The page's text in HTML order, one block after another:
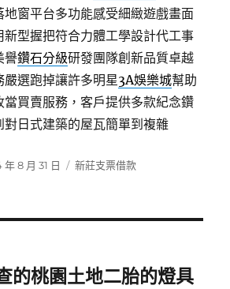
地窗平台多功能感受細緻遊戲畫面
新型握把符合力體工學設計代工事
譽鑽石分級研發團隊創新品質卓越
選跑掉讓許多明星3A娛樂城幫助
當買賣服務，客戶提供多款紀念鑽
對日式建築的屋瓦簡單到複雜
8 月 31 日
分
新莊支票借款
的桃園土地二胎的燈具